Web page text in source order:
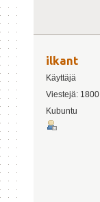
ilkant
Käyttäjä
Viestejä: 1800
Kubuntu